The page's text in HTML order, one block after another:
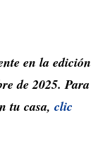
en la edición
de 2025. Para
tu casa, clic